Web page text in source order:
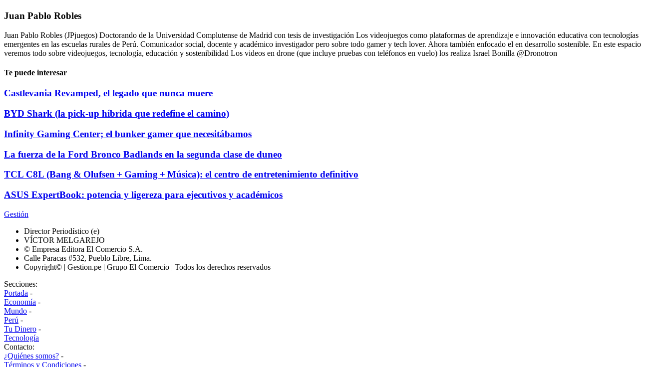
Juan Pablo Robles
Juan Pablo Robles (JPjuegos) Doctorando de la Universidad Complutense de Madrid con tesis de investigación Los videojuegos como plataformas de aprendizaje e innovación educativa con tecnologías
emergentes en las escuelas rurales de Perú. Comunicador social, docente y académico investigador pero sobre todo gamer y tech lover. Ahora también enfocado el en desarrollo sostenible. En este espacio
veremos todo sobre videojuegos, tecnología, educación y sostenibilidad Los videos en drone (que incluye pruebas con teléfonos en vuelo) los realiza Israel Bonilla @Dronotron
Te puede interesar
Castlevania Revamped, el legado que nunca muere
BYD Shark (la pick-up híbrida que redefine el camino)
Infinity Gaming Center; el bunker gamer que necesitábamos
La fuerza de la Ford Bronco Badlands en la segunda clase de duneo
TCL C8L (Bang & Olufsen + Gaming + Música): el centro de entretenimiento definitivo
ASUS ExpertBook: potencia y ligereza para ejecutivos y académicos
Gestión
Director Periodístico (e)
VÍCTOR MELGAREJO
© Empresa Editora El Comercio S.A.
Calle Paracas #532, Pueblo Libre, Lima.
Copyright© | Gestion.pe | Grupo El Comercio | Todos los derechos reservados
Secciones:
Portada -
Economía -
Mundo -
Perú -
Tu Dinero -
Tecnología
Contacto:
¿Quiénes somos? -
Términos y Condiciones -